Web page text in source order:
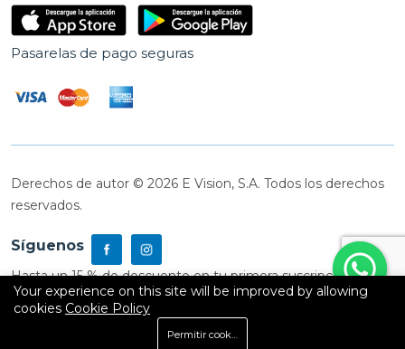
Pasarelas de pago seguras
Derechos de autor © 2026 E Vision, S.A. Todos los derechos
reservados.
Síguenos
Hasta un 15 % de descuento en tu primera suscripción
Carrito
Your experience on this site will be improved by allowing
cookies Cookie Policy
Permitir cookies